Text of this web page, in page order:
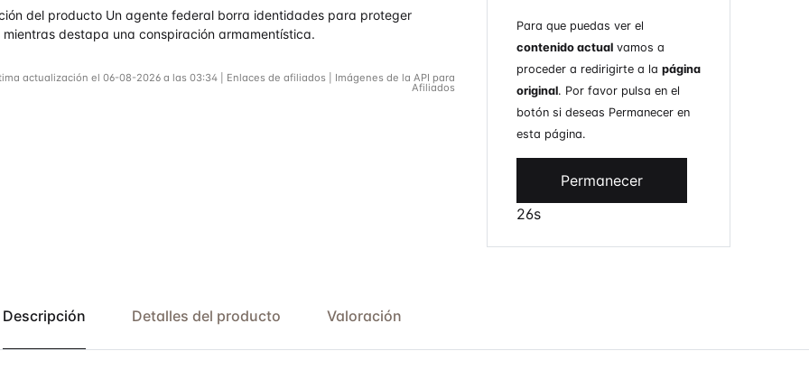
dedel producto Un agente federal borra identidades para proteger
mientras destapa una conspiración armamentística.
actualización el 06-08-2026 a las 03:34 | Enlaces de afiliados | Imágenes de la API para
Afiliados
Para que puedas ver el
contenido actual vamos a
proceder a redirigirte a la página
original. Por favor pulsa en el
botón si deseas Permanecer en
esta página.
Permanecer
26s
Descripción Detalles del producto Valoración